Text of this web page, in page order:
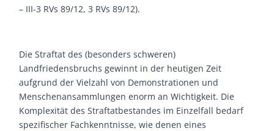
– III-3 RVs 89/12, 3 RVs 89/12).
Die Straftat des (besonders schweren)
Landfriedensbruchs gewinnt in der heutigen Zeit
aufgrund der Vielzahl von Demonstrationen und
Menschenansammlungen enorm an Wichtigkeit. Die
Komplexität des Straftatbestandes im Einzelfall bedarf
spezifischer Fachkenntnisse, wie denen eines